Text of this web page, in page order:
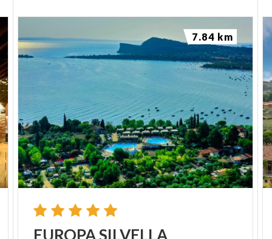
EUROPASILVELLA
7.84 km